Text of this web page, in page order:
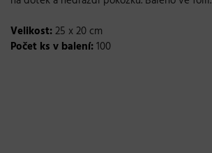
Velikost:25 x 20 cm
Počet ks v balení:100